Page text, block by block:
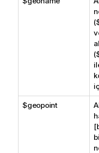
(
(
$geopoint